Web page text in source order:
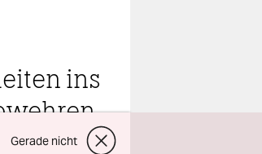
ins
Gerade nicht